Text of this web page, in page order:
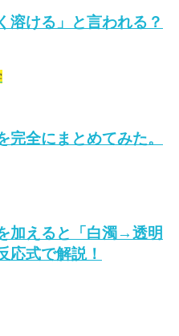
溶ける」と言われる？
全にまとめてみた。
加えると「白濁→透明
応式で解説！